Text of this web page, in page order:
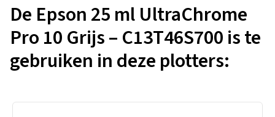
De Epson 25 ml UltraChrome
Pro 10 Grijs – C13T46S700 is te
gebruiken in deze plotters: